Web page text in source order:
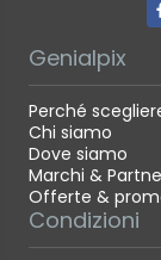
Genialpix
Perché
Chi siamo
Dove siamo
Marchi &
Offerte &
Condizioni